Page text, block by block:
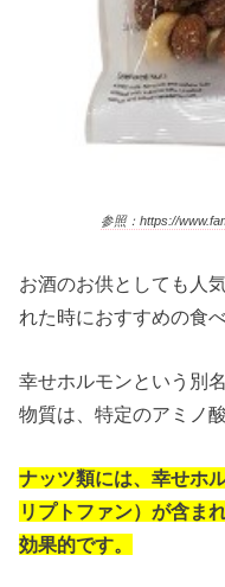
参照：https://
お酒のお供としても人
れた時におすすめの食
幸せホルモンという別
物質は、特定のアミノ
ナッツ類には、幸せホ
リプトファン）が含ま
効果的です。